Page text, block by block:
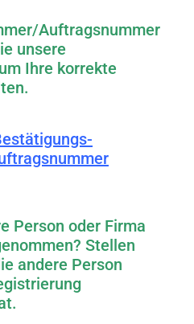
Auftragsnummer
unsere
Ihre korrekte
Person oder Firma
Stellen
andere Person